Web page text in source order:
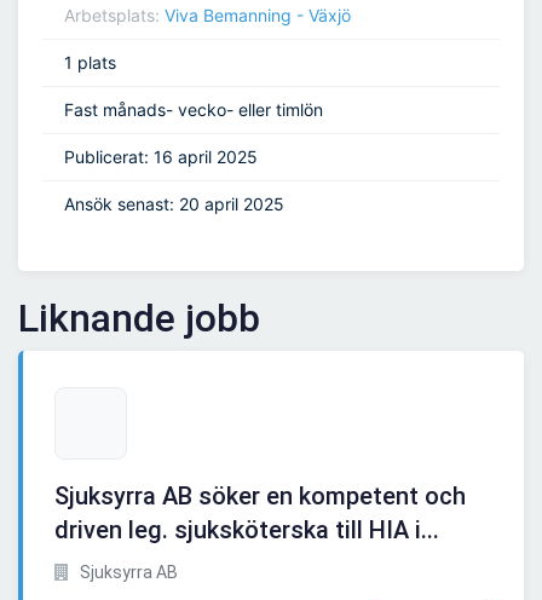
Arbetsplats: Viva Bemanning - Växjö
1 plats
Fast månads- vecko- eller timlön
Publicerat: 16 april 2025
Ansök senast: 20 april 2025
Liknande jobb
Sjuksyrra AB söker en kompetent och
driven leg. sjuksköterska till HIA i...
Sjuksyrra AB